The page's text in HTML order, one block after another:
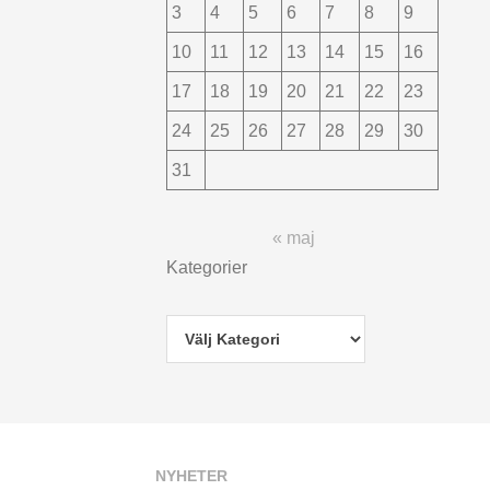
3 4 5 6 7 8 9
10 11 12 13 14 15 16
17 18 19 20 21 22 23
24 25 26 27 28 29 30
31
« maj
Kategorier
NYHETER